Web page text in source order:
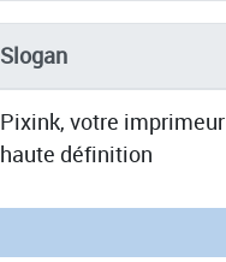
Slogan
Pixink, votre imprimeur
haute définition